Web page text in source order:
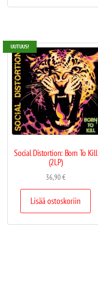
UUTUUS!
Social Distortion: Born To Kill
(2LP)
36,90€
Lisää ostoskoriin